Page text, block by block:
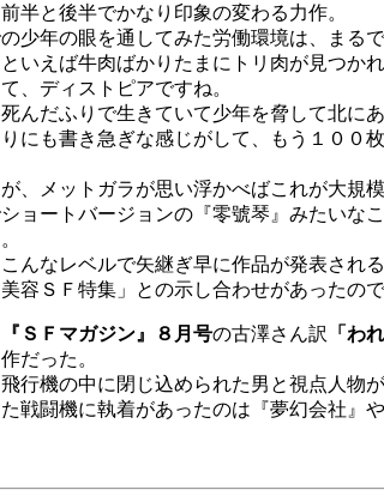
半と後半でかなり印象の変わる力作。
少年の眼を通してみた労働環境は、ま
いえば牛肉ばかりたまにトリ肉が見つか
、ディストピアですね。
だふりで生きていて少年を脅して北に
にも書き急ぎな感じがして、もう１００
、メットガラが思い浮かべばこれが大規
ートバージョンの『零號琴』みたいな
なレベルで矢継ぎ早に作品が発表され
ＳＦ特集」との示し合わせがあったので
『ＳＦマガジン』８月号の古澤さん訳 「わ
だった。
機の中に閉じ込められた男と視点人物
闘機に執着があったのは『夢幻会社』